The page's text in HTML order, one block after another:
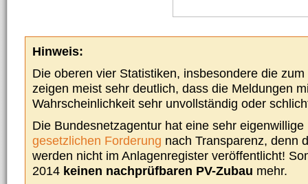
Hinweis:
Die oberen vier Statistiken, insbesondere die
zeigen meist sehr deutlich, dass die Meldungen
Wahrscheinlichkeit sehr unvollständig oder
Die Bundesnetzagentur hat eine sehr
gesetzlichen Forderung nach Transparenz, denn
werden nicht im Anlagenregister veröffentlicht!
2014 keinen nachprüfbaren PV-Zubau mehr.